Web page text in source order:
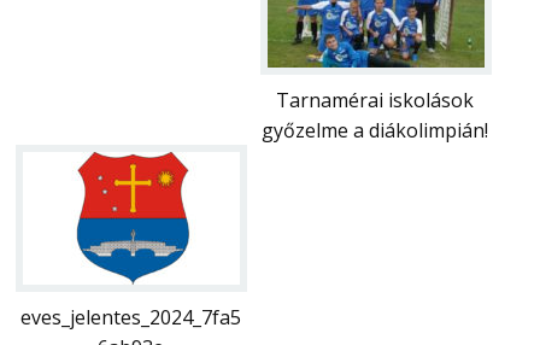
Tarnamérai iskolások
győzelme a diákolimpián!
eves_jelentes_2024_7fa5